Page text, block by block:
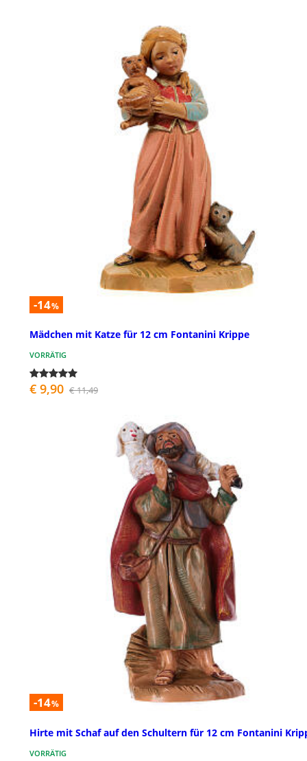
-14%
Mädchen mit Katze für 12 cm Fontanini Krippe
VORRÄTIG
€ 9,90 € 11,49
-14%
Hirte mit Schaf auf den Schultern für 12 cm Fontanini
VORRÄTIG